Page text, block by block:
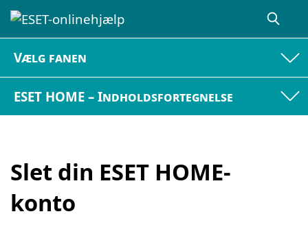
Vælg fanen
ESET HOME – Indholdsfortegnelse
Slet din ESET HOME-
konto